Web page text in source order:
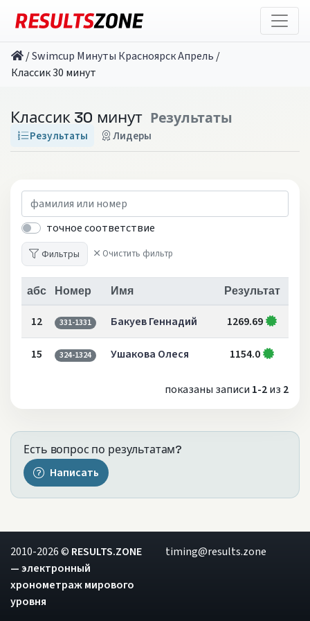
/Swimcup Минуты Красноярск Апрель /
Классик 30 минут
Классик 30 минут Результаты
Результаты Лидеры
точное соответствие
Фильтры Очистить фильтр
абс Номер Имя Результат
12 331-1331 Бакуев Геннадий 1269.69
15 324-1324 Ушакова Олеся 1154.0
показаны записи 1-2из 2
Есть вопрос по результатам?
Написать
2010-2026 © RESULTS.ZONE
— электронный
хронометраж мирового
уровня
timing@results.zone